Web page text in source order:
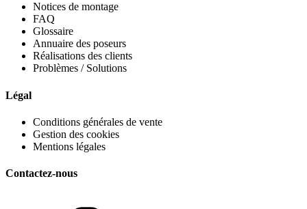
Notices de montage
FAQ
Glossaire
Annuaire des poseurs
Réalisations des clients
Problèmes / Solutions
Légal
Conditions générales de vente
Gestion des cookies
Mentions légales
Contactez-nous